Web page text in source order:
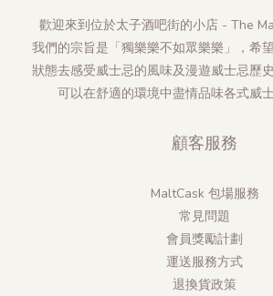
歡迎來到位於太子酒吧街的小店 - The
我們的宗旨是「獨樂樂不如眾樂樂」，希
狀態去感受威士忌的風味及漫遊威士忌歷
可以在舒適的環境中盡情品味各式威士
顧客服務
MaltCask 包場服務
常見問題
會員獎勵計劃
運送服務方式
退換貨政策